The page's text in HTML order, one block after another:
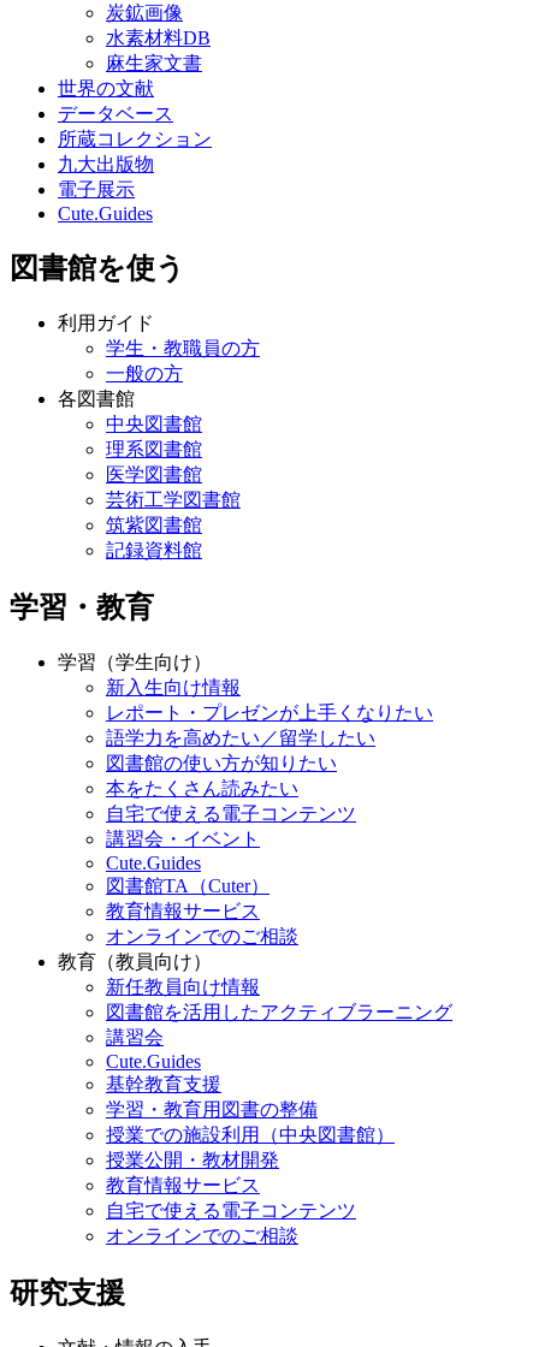
炭鉱画像
水素材料DB
麻生家文書
世界の文献
データベース
所蔵コレクション
九大出版物
電子展示
Cute.Guides
図書館を使う
利用ガイド
学生・教職員の方
一般の方
各図書館
中央図書館
理系図書館
医学図書館
芸術工学図書館
筑紫図書館
記録資料館
学習・教育
学習（学生向け）
新入生向け情報
レポート・プレゼンが上手くなりたい
語学力を高めたい／留学したい
図書館の使い方が知りたい
本をたくさん読みたい
自宅で使える電子コンテンツ
講習会・イベント
Cute.Guides
図書館TA（Cuter）
教育情報サービス
オンラインでのご相談
教育（教員向け）
新任教員向け情報
図書館を活用したアクティブラーニング
講習会
Cute.Guides
基幹教育支援
学習・教育用図書の整備
授業での施設利用（中央図書館）
授業公開・教材開発
教育情報サービス
自宅で使える電子コンテンツ
オンラインでのご相談
研究支援